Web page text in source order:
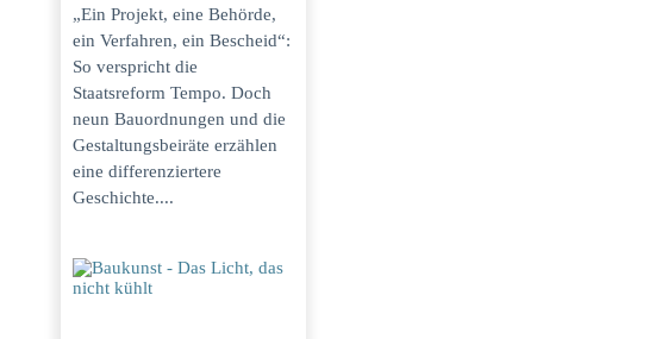
„Ein Projekt, eine Behörde,
ein Verfahren, ein Bescheid“:
So verspricht die
Staatsreform Tempo. Doch
neun Bauordnungen und die
Gestaltungsbeiräte erzählen
eine differenziertere
Geschichte....